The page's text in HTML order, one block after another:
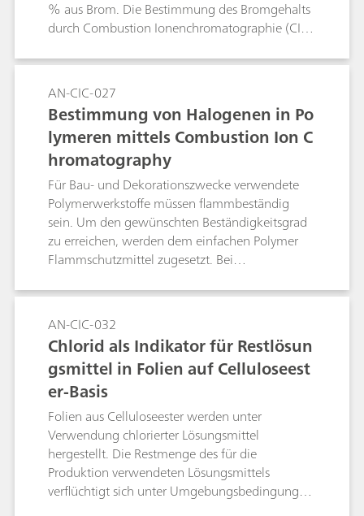
% aus Brom. Die Bestimmung des Bromgehalts
durch Combustion Ionenchromatographie (CIC)
Absorptionslösung, um das gesamte Brom
einzufangen. Dieses Werk beschreibt die
Optimierung der Absorptionslösung für Proben
mit hohem Bromgehalt.
AN-CIC-027
Bestimmung von Halogenen in Po
lymeren mittels Combustion Ion C
hromatography
Für Bau- und Dekorationszwecke verwendete
Polymerwerkstoffe müssen flammbeständig
sein. Um den gewünschten Beständigkeitsgrad
zu erreichen, werden dem einfachen Polymer
Flammschutzmittel zugesetzt. Bei
haloorganische Verbindungen. Der Einsatz
solcher Verbindungen und die jeweilige
Konzentration der eingebrachten Halogene
kann mittels Combustion IC bestimmt werden.
Die Rückgewinnung über das gesamte System
wird mit einemzertifizierten Referenzmaterial
getestet.
AN-CIC-032
Chlorid als Indikator für Restlösun
gsmittel in Folien auf Celluloseest
er-Basis
Folien aus Celluloseester werden unter
Verwendung chlorierter Lösungsmittel
hergestellt. Die Restmenge des für die
Produktion verwendeten Lösungsmittels
verflüchtigt sich unter Umgebungsbedingungen